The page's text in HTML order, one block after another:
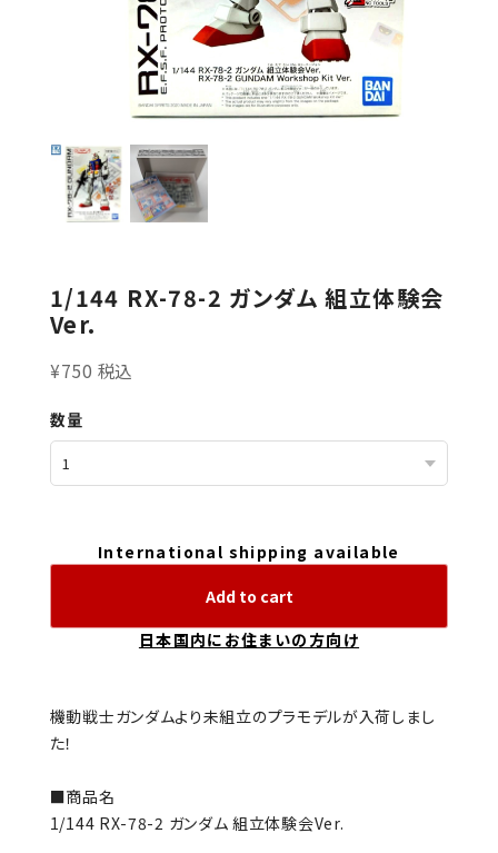
1/144 RX-78-2 ガンダム 組立体験会
Ver.
¥750 税込
数量
International shipping available
Add to cart
日本国内にお住まいの方向け
機動戦士ガンダムより未組立のプラモデルが入荷しまし
た！
■商品名
1/144 RX-78-2 ガンダム 組立体験会Ver.